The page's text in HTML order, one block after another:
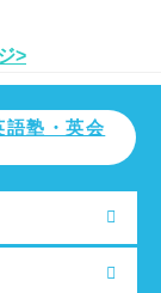
>
語塾・英会